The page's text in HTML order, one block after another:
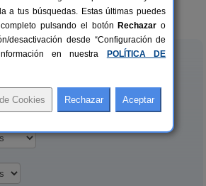
desde75 €
(Soria)
a tus búsquedas. Estas últimas puedes
pulsando el botón Rechazar o
desactivación desde “Configuración de
en nuestra
POLÍTICA DE